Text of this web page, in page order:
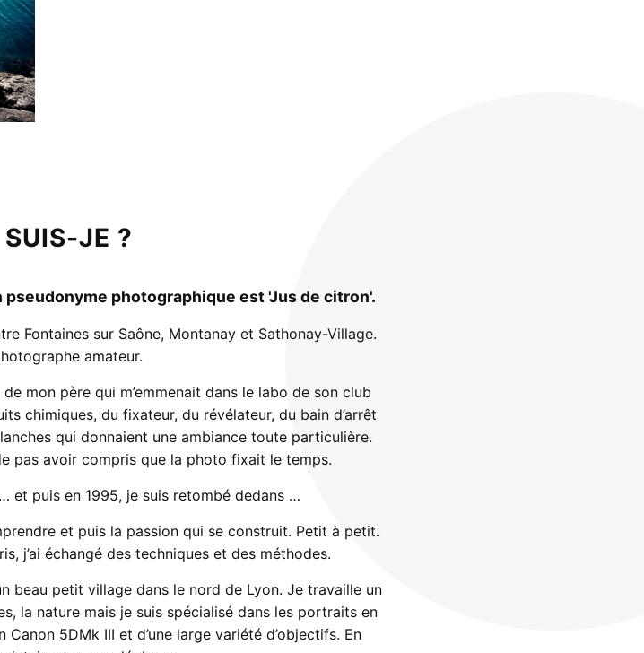
JE ?
photographique est 'Jus de citron'.
Fontaines sur Saône, Montanay et Sathonay-Village.
amateur.
de mon père qui m’emmenait dans le labo de son club
chimiques, du fixateur, du révélateur, du bain d’arrêt
qui donnaient une ambiance toute particulière.
pas avoir compris que la photo fixait le temps.
et puis en 1995, je suis retombé dedans …
et puis la passion qui se construit. Petit à petit.
j’ai échangé des techniques et des méthodes.
beau petit village dans le nord de Lyon. Je travaille un
la nature mais je suis spécialisé dans les portraits en
5DMk III et d’une large variété d’objectifs. En